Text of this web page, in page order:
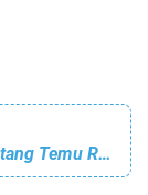
Bacaleg DPR-RI Dapil 2 Ridwan Rusli Bintang Temu Ramah Dengan Para Tim Relawan